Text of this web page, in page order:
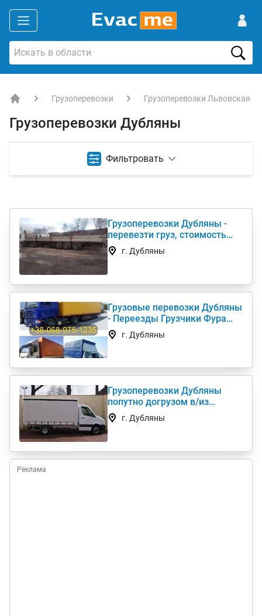
Грузоперевозки Грузоперевозки Львовская
Грузоперевозки Дубляны
Фильтровать
Грузоперевозки Дубляны -
перевезти груз, стоимость
услуги недорого
г. Дубляны
Грузовые перевозки Дубляны
- Переезды Грузчики Фура
Газельг. Дубляны
Грузоперевозки Дубляны
попутно догрузом в/из
Киев(а) по Украине (нал,б/н)
г. Дубляны
Реклама